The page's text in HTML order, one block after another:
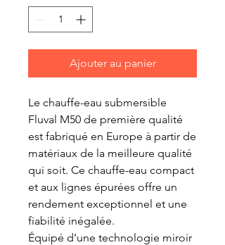
Ajouter au panier
Le chauffe-eau submersible
Fluval M50 de première qualité
est fabriqué en Europe à partir de
matériaux de la meilleure qualité
qui soit. Ce chauffe-eau compact
et aux lignes épurées offre un
rendement exceptionnel et une
fiabilité inégalée.
Équipé d’une technologie miroir